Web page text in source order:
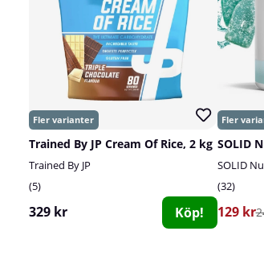
Trained By JP Cream Of Rice, 2 kg
Trained By JP
5
329 kr Köp!
SOLID
SOLID
32
129 kr